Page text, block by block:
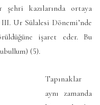
şehri kazılarında ortaya
Ur Sülalesi Dönemi’nde
işaret eder. Bu
(5).
Tapınaklar
aynı zamanda